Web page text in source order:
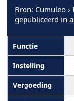
Bron: Cumuleo
gepubliceerd in